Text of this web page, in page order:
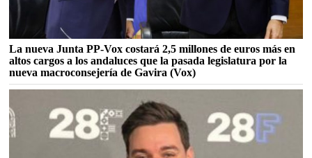
La nueva Junta PP-Vox costará 2,5 millones de euros más en
altos cargos a los andaluces que la pasada legislatura por la
nueva macroconsejería de Gavira (Vox)